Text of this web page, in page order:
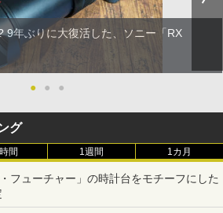
9年ぶりに大復活した、ソニー「RX
● ● ●
グ
間 1週間 1カ月
フューチャー」の時計台をモチーフにした